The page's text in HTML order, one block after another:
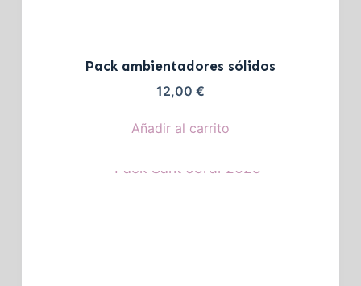
Pack ambientadores sólidos
12,00 €
Añadir al carrito